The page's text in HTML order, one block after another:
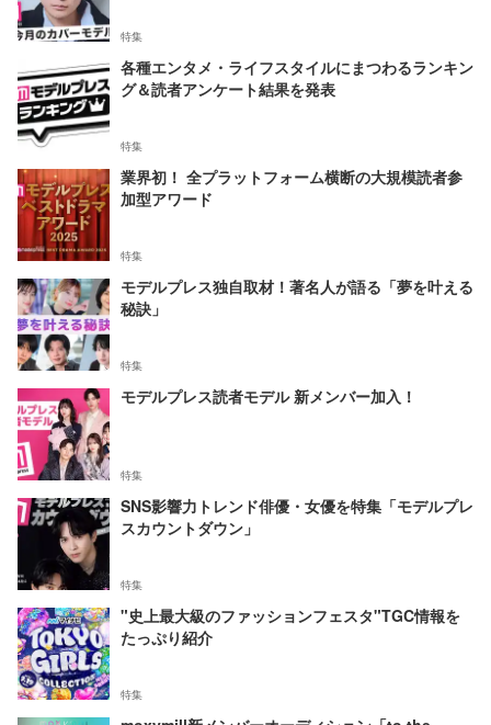
特集
各種エンタメ・ライフスタイルにまつわるランキン
グ＆読者アンケート結果を発表
特集
業界初！ 全プラットフォーム横断の大規模読者参
加型アワード
特集
モデルプレス独自取材！著名人が語る「夢を叶える
秘訣」
特集
モデルプレス読者モデル 新メンバー加入！
特集
SNS影響力トレンド俳優・女優を特集「モデルプレ
スカウントダウン」
特集
"史上最大級のファッションフェスタ"TGC情報を
たっぷり紹介
特集